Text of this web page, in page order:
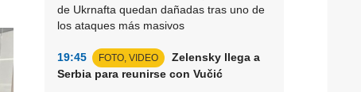
de Ukrnafta quedan dañadas tras uno de
los ataques más masivos
19:45 FOTO, VIDEO
Zelensky llega a
Serbia para reunirse con Vučić